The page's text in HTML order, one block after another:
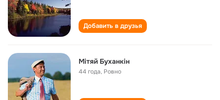
Добавить в друзья
Мітяй Буханкін
44 года, Ровно